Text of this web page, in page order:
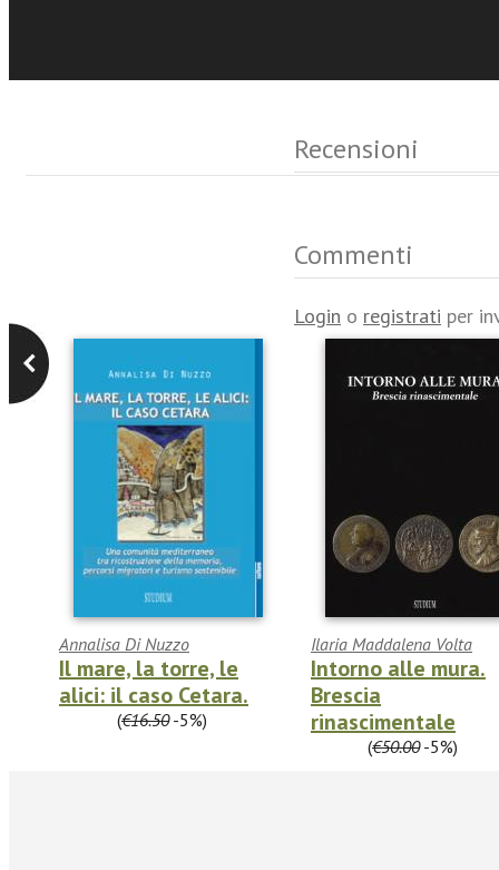
Recensioni
Commenti
Login o registrati per
Annalisa Di Nuzzo
Il mare, la torre, le
alici: il caso Cetara.
(€16.50-5%)
Ilaria Maddalena Volta
Intorno alle mura.
Brescia
rinascimentale
(€50.00-5%)